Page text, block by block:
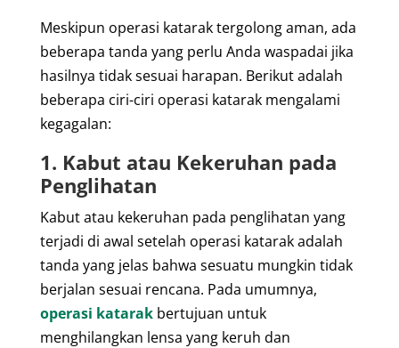
Meskipun operasi katarak tergolong aman, ada
beberapa tanda yang perlu Anda waspadai jika
hasilnya tidak sesuai harapan. Berikut adalah
beberapa ciri-ciri operasi katarak mengalami
kegagalan:
1. Kabut atau Kekeruhan pada
Penglihatan
Kabut atau kekeruhan pada penglihatan yang
terjadi di awal setelah operasi katarak adalah
tanda yang jelas bahwa sesuatu mungkin tidak
berjalan sesuai rencana. Pada umumnya,
operasi katarakbertujuan untuk
menghilangkan lensa yang keruh dan